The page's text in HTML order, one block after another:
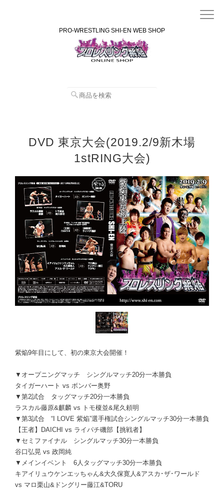
PRO-WRESTLING SHI-EN WEB SHOP
DVD 東京大会(2019.2/9新木場
1stRING大会)
紫焔9年目にして、初の東京大会開催！
▼オープニングマッチ シングルマッチ20分一本勝負
タイガーハート vs ボンバー奥野
▼第2試合 タッグマッチ20分一本勝負
ラスカル藤原&麒麟 vs トモ榎並&尾久頼明
▼第3試合 “I LOVE 紫焔”選手権試合シングルマッチ30分一本勝負
【王者】DAICHI vs ライパチ磯部【挑戦者】
▼セミファイナル シングルマッチ30分一本勝負
谷口弘晃 vs 政岡純
▼メインイベント 6人タッグマッチ30分一本勝負
キアイリュウケンエッちゃん&大久保寛人&アスカ･ザ･ワールド
vs マロ栗山&ドングリー藤江&TORU